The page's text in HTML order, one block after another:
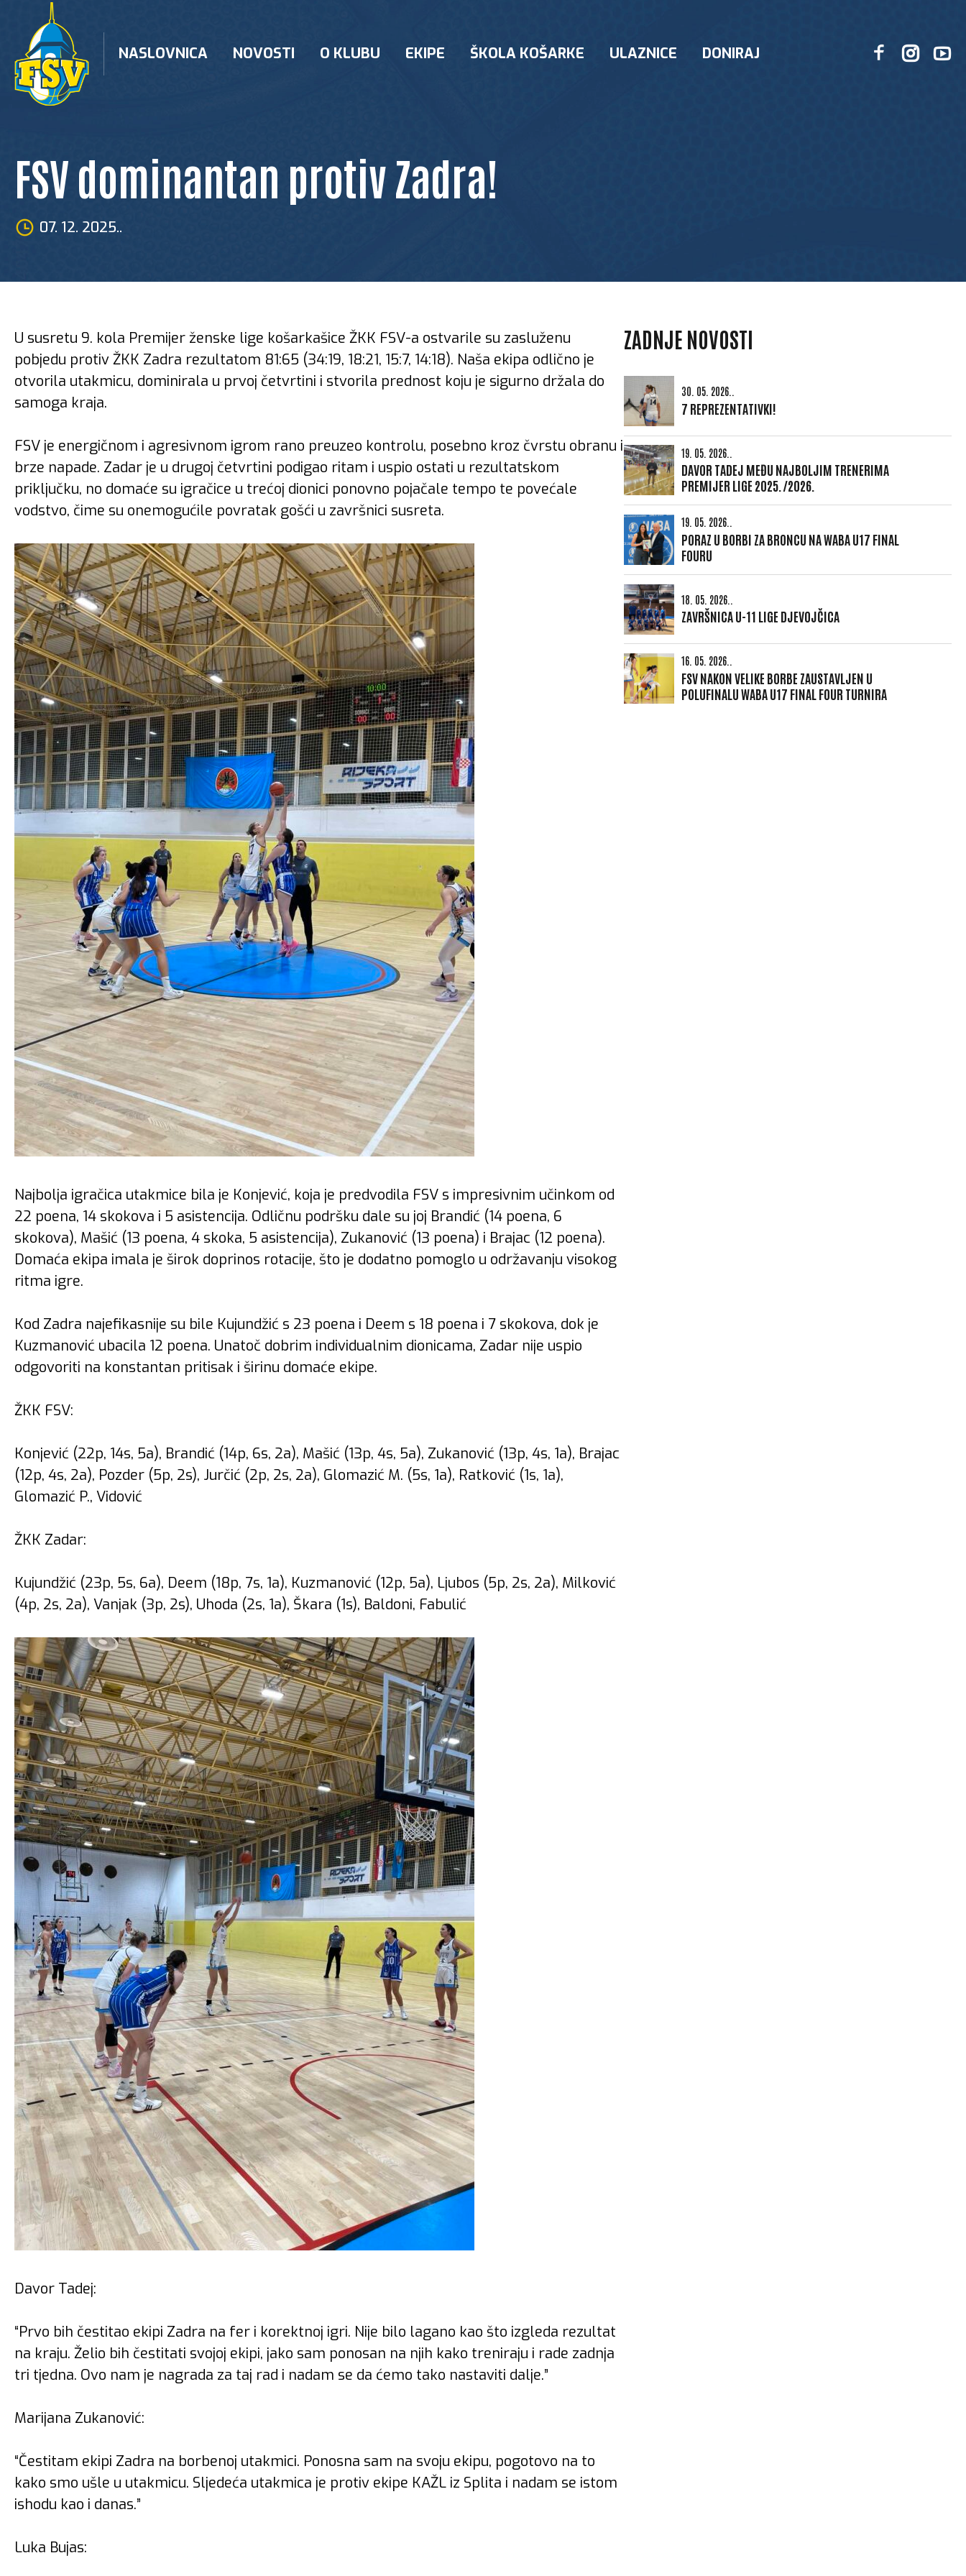
content
NASLOVNICA NOVOSTI O KLUBU EKIPE ŠKOLA KOŠARKE ULAZNICE DONIRAJ
FSV dominantan protiv Zadra!
07. 12. 2025..
U susretu 9. kola Premijer ženske lige košarkašice ŽKK FSV-a ostvarile su zasluženu
pobjedu protiv ŽKK Zadra rezultatom 81:65 (34:19, 18:21, 15:7, 14:18). Naša ekipa odlično je
otvorila utakmicu, dominirala u prvoj četvrtini i stvorila prednost koju je sigurno držala do
samoga kraja.
FSV je energičnom i agresivnom igrom rano preuzeo kontrolu, posebno kroz čvrstu obranu i
brze napade. Zadar je u drugoj četvrtini podigao ritam i uspio ostati u rezultatskom
priključku, no domaće su igračice u trećoj dionici ponovno pojačale tempo te povećale
vodstvo, čime su onemogućile povratak gošći u završnici susreta.
Najbolja igračica utakmice bila je Konjević, koja je predvodila FSV s impresivnim učinkom od
22 poena, 14 skokova i 5 asistencija. Odličnu podršku dale su joj Brandić (14 poena, 6
skokova), Mašić (13 poena, 4 skoka, 5 asistencija), Zukanović (13 poena) i Brajac (12 poena).
Domaća ekipa imala je širok doprinos rotacije, što je dodatno pomoglo u održavanju visokog
ritma igre.
Kod Zadra najefikasnije su bile Kujundžić s 23 poena i Deem s 18 poena i 7 skokova, dok je
Kuzmanović ubacila 12 poena. Unatoč dobrim individualnim dionicama, Zadar nije uspio
odgovoriti na konstantan pritisak i širinu domaće ekipe.
ŽKK FSV:
Konjević (22p, 14s, 5a), Brandić (14p, 6s, 2a), Mašić (13p, 4s, 5a), Zukanović (13p, 4s, 1a), Brajac
(12p, 4s, 2a), Pozder (5p, 2s), Jurčić (2p, 2s, 2a), Glomazić M. (5s, 1a), Ratković (1s, 1a),
Glomazić P., Vidović
ŽKK Zadar:
Kujundžić (23p, 5s, 6a), Deem (18p, 7s, 1a), Kuzmanović (12p, 5a), Ljubos (5p, 2s, 2a), Milković
(4p, 2s, 2a), Vanjak (3p, 2s), Uhoda (2s, 1a), Škara (1s), Baldoni, Fabulić
Davor Tadej:
“Prvo bih čestitao ekipi Zadra na fer i korektnoj igri. Nije bilo lagano kao što izgleda rezultat
na kraju. Želio bih čestitati svojoj ekipi, jako sam ponosan na njih kako treniraju i rade zadnja
tri tjedna. Ovo nam je nagrada za taj rad i nadam se da ćemo tako nastaviti dalje.”
Marijana Zukanović:
“Čestitam ekipi Zadra na borbenoj utakmici. Ponosna sam na svoju ekipu, pogotovo na to
kako smo ušle u utakmicu. Sljedeća utakmica je protiv ekipe KAŽL iz Splita i nadam se istom
ishodu kao i danas.”
Luka Bujas:
ZADNJE NOVOSTI
30. 05. 2026..
7 REPREZENTATIVKI!
19. 05. 2026..
DAVOR TADEJ MEĐU NAJBOLJIM TRENERIMA
PREMIJER LIGE 2025./2026.
19. 05. 2026..
PORAZ U BORBI ZA BRONCU NA WABA U17 FINAL
FOURU
18. 05. 2026..
ZAVRŠNICA U-11 LIGE DJEVOJČICA
16. 05. 2026..
FSV NAKON VELIKE BORBE ZAUSTAVLJEN U
POLUFINALU WABA U17 FINAL FOUR TURNIRA